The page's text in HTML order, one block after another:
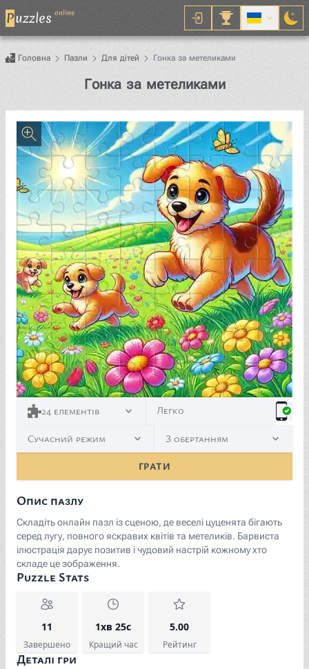
Puzzles online
Головна Пазли Для дітей Гонка за метеликами
Гонка за метеликамиПазл
24 елементів Легко
Сучасний режим З обертанням
ГРАТИ
Опис пазлу
Складіть онлайн пазл із сценою, де веселі цуценята бігають
серед лугу, повного яскравих квітів та метеликів. Барвиста
ілюстрація дарує позитив і чудовий настрій кожному хто
складе це зображення.
Puzzle Stats
11
Завершено
1хв 25с
Кращий час
5.00
Рейтинг
Деталі гри